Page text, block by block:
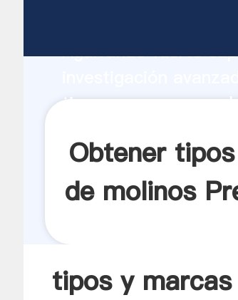
Agarrando fuerte
tipos y marcas para
Obtener
de molinos
tipos y